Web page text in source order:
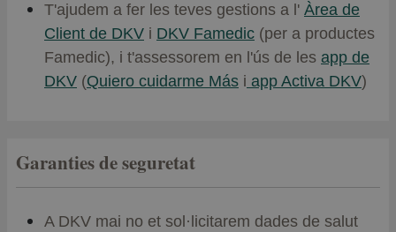
T'ajudem a fer les teves gestions a l' Àrea de
Client de DKV i DKV Famedic (per a productes
Famedic), i t'assessorem en l'ús de les app de
DKV (Quiero cuidarme Más i app Activa DKV)
Garanties de seguretat
A DKV mai no et sol·licitarem dades de salut